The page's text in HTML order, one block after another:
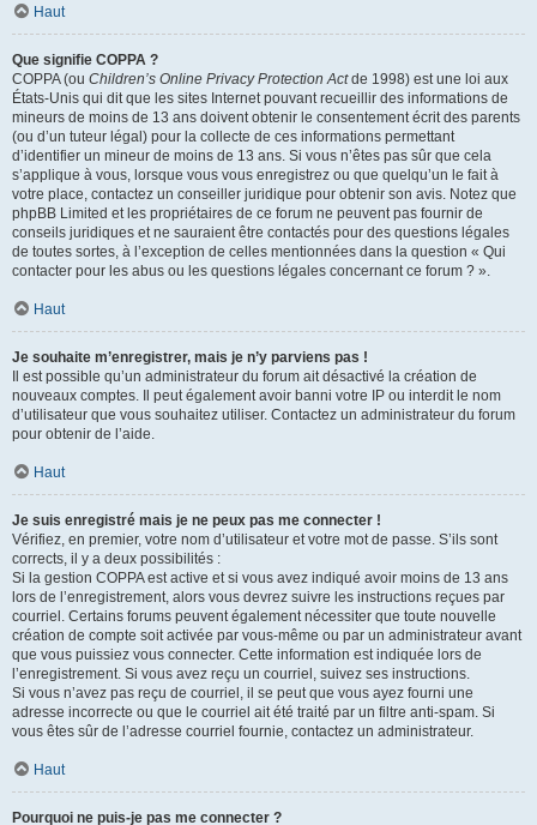
Haut
Que signifie COPPA ?
COPPA (ou Children’s Online Privacy Protection Actde 1998) est une loi aux
États-Unis qui dit que les sites Internet pouvant recueillir des informations de
mineurs de moins de 13 ans doivent obtenir le consentement écrit des parents
(ou d’un tuteur légal) pour la collecte de ces informations permettant
d’identifier un mineur de moins de 13 ans. Si vous n’êtes pas sûr que cela
s’applique à vous, lorsque vous vous enregistrez ou que quelqu’un le fait à
votre place, contactez un conseiller juridique pour obtenir son avis. Notez que
phpBB Limited et les propriétaires de ce forum ne peuvent pas fournir de
conseils juridiques et ne sauraient être contactés pour des questions légales
de toutes sortes, à l’exception de celles mentionnées dans la question « Qui
contacter pour les abus ou les questions légales concernant ce forum ? ».
Haut
Je souhaite m’enregistrer, mais je n’y parviens pas !
Il est possible qu’un administrateur du forum ait désactivé la création de
nouveaux comptes. Il peut également avoir banni votre IP ou interdit le nom
d’utilisateur que vous souhaitez utiliser. Contactez un administrateur du forum
pour obtenir de l’aide.
Haut
Je suis enregistré mais je ne peux pas me connecter !
Vérifiez, en premier, votre nom d’utilisateur et votre mot de passe. S’ils sont
corrects, il y a deux possibilités :
Si la gestion COPPA est active et si vous avez indiqué avoir moins de 13 ans
lors de l’enregistrement, alors vous devrez suivre les instructions reçues par
courriel. Certains forums peuvent également nécessiter que toute nouvelle
création de compte soit activée par vous-même ou par un administrateur avant
que vous puissiez vous connecter. Cette information est indiquée lors de
l’enregistrement. Si vous avez reçu un courriel, suivez ses instructions.
Si vous n’avez pas reçu de courriel, il se peut que vous ayez fourni une
adresse incorrecte ou que le courriel ait été traité par un filtre anti-spam. Si
vous êtes sûr de l’adresse courriel fournie, contactez un administrateur.
Haut
Pourquoi ne puis-je pas me connecter ?